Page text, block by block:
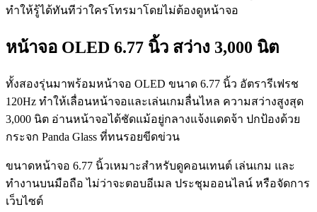
ทำให้รู้ได้ทันทีว่าใครโทรมาโดยไม่ต้องดูหน้าจอ
หน้าจอ OLED 6.77 นิ้ว สว่าง 3,000 นิต
ทั้งสองรุ่นมาพร้อมหน้าจอ OLED ขนาด 6.77 นิ้ว อัตรารีเฟรช
120Hz ทำให้เลื่อนหน้าจอและเล่นเกมลื่นไหล ความสว่างสูงสุด
3,000 นิต อ่านหน้าจอได้ชัดแม้อยู่กลางแจ้งแดดจ้า ปกป้องด้วย
กระจก Panda Glass ที่ทนรอยขีดข่วน
ขนาดหน้าจอ 6.77 นิ้วเหมาะสำหรับดูคอนเทนต์ เล่นเกม และ
ทำงานบนมือถือ ไม่ว่าจะตอบอีเมล ประชุมออนไลน์ หรือจัดการ
เว็บไซต์